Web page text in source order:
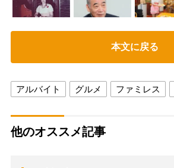
本文に戻る
アルバイト グルメ ファミレス
他のオススメ記事